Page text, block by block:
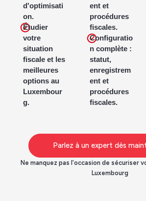
d'optimisati
on.
Étudier
votre
situation
fiscale et les
meilleures
options au
Luxembour
g.
ent et
procédures
fiscales.
Configuratio
n complète :
statut,
enregistrem
ent et
procédures
fiscales.
Parlez à un expert dès
Ne manquez pas l’occasion de sécuriser
Luxembourg